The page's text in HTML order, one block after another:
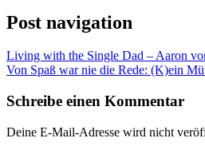
Post navigation
Living with the Single Dad – Aaron
Von Spaß war nie die Rede: (K)ein
Schreibe einen Kommentar
Deine E-Mail-Adresse wird nicht